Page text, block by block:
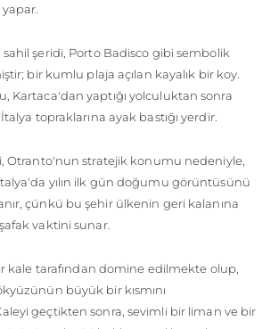
şeridi, Porto Badisco gibi sembolik
bir kumlu plaja açılan kayalık bir koy.
Kartaca'dan yaptığı yolculuktan sonra
topraklarına ayak bastığı yerdir.
Otranto'nun stratejik konumu nedeniyle,
yılın ilk gün doğumu görüntüsünü
çünkü bu şehir ülkenin geri kalanına
vaktini sunar.
kale tarafından domine edilmekte olup,
büyük bir kısmını
geçtikten sonra, sevimli bir liman ve bir